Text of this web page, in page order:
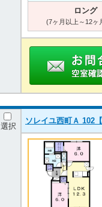
ロング
(7ヶ月以上～12ヶ
選択
ソレイユ西町Ａ 102